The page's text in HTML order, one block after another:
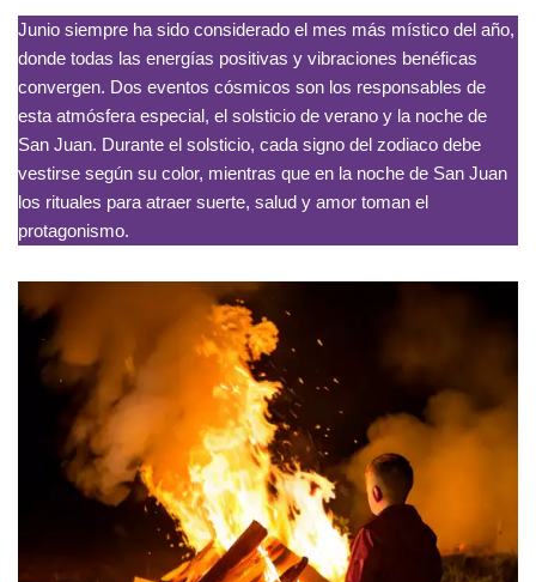
Junio siempre ha sido considerado el mes más místico del año,
donde todas las energías positivas y vibraciones benéficas
convergen. Dos eventos cósmicos son los responsables de
esta atmósfera especial, el solsticio de verano y la noche de
San Juan. Durante el solsticio, cada signo del zodiaco debe
vestirse según su color, mientras que en la noche de San Juan
los rituales para atraer suerte, salud y amor toman el
protagonismo.